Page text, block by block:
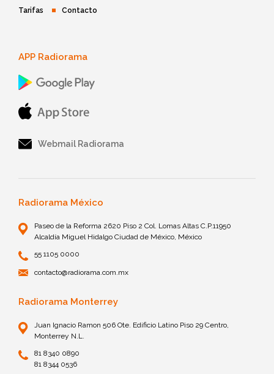
Tarifas Contacto
APP Radiorama
Webmail Radiorama
Radiorama México
Paseo de la Reforma 2620 Piso 2 Col. Lomas Altas C.P.11950
Alcaldía Miguel Hidalgo Ciudad de México, México
55 1105 0000
contacto@radiorama.com.mx
Radiorama Monterrey
Juan Ignacio Ramon 506 Ote. Edificio Latino Piso 29 Centro,
Monterrey N.L.
81 8340 0890
81 8344 0536